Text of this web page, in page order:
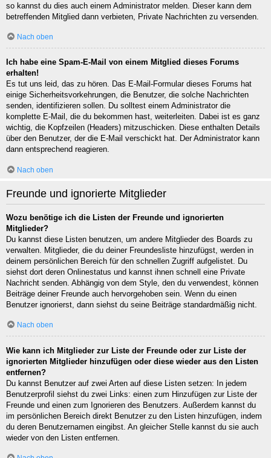
so kannst du dies auch einem Administrator melden. Dieser kann dem
betreffenden Mitglied dann verbieten, Private Nachrichten zu versenden.
Nach oben
Ich habe eine Spam-E-Mail von einem Mitglied dieses Forums
erhalten!
Es tut uns leid, das zu hören. Das E-Mail-Formular dieses Forums hat
einige Sicherheitsvorkehrungen, die Benutzer, die solche Nachrichten
senden, identifizieren sollen. Du solltest einem Administrator die
komplette E-Mail, die du bekommen hast, weiterleiten. Dabei ist es ganz
wichtig, die Kopfzeilen (Headers) mitzuschicken. Diese enthalten Details
über den Benutzer, der die E-Mail verschickt hat. Der Administrator kann
dann entsprechend reagieren.
Nach oben
Freunde und ignorierte Mitglieder
Wozu benötige ich die Listen der Freunde und ignorierten
Mitglieder?
Du kannst diese Listen benutzen, um andere Mitglieder des Boards zu
verwalten. Mitglieder, die du deiner Freundesliste hinzufügst, werden in
deinem persönlichen Bereich für den schnellen Zugriff aufgelistet. Du
siehst dort deren Onlinestatus und kannst ihnen schnell eine Private
Nachricht senden. Abhängig von dem Style, den du verwendest, können
Beiträge deiner Freunde auch hervorgehoben sein. Wenn du einen
Benutzer ignorierst, dann siehst du seine Beiträge standardmäßig nicht.
Nach oben
Wie kann ich Mitglieder zur Liste der Freunde oder zur Liste der
ignorierten Mitglieder hinzufügen oder diese wieder aus den Listen
entfernen?
Du kannst Benutzer auf zwei Arten auf diese Listen setzen: In jedem
Benutzerprofil siehst du zwei Links: einen zum Hinzufügen zur Liste der
Freunde und einen zum Ignorieren des Benutzers. Außerdem kannst du
im persönlichen Bereich direkt Benutzer zu den Listen hinzufügen, indem
du deren Benutzernamen eingibst. An gleicher Stelle kannst du sie auch
wieder von den Listen entfernen.